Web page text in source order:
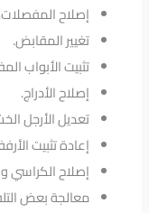
إصلاح المفصلات.
تغيير المقابض.
تثبيت الأبواب
إصلاح الأدراج.
تعديل الأرجل
إعادة تثبيت
إصلاح الكراسي
معالجة بعض